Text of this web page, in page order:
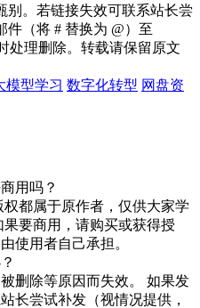
别。若链接失效可联系站长尝
（将 # 替换为 @）至
处理删除。转载请保留原文
模型学习 数字化转型 网盘资
用吗？
都属于原作者，仅供大家学
要商用，请购买或获得授
使用者自己承担。
删除等原因而失效。 如果发
长尝试补发（视情况提供，